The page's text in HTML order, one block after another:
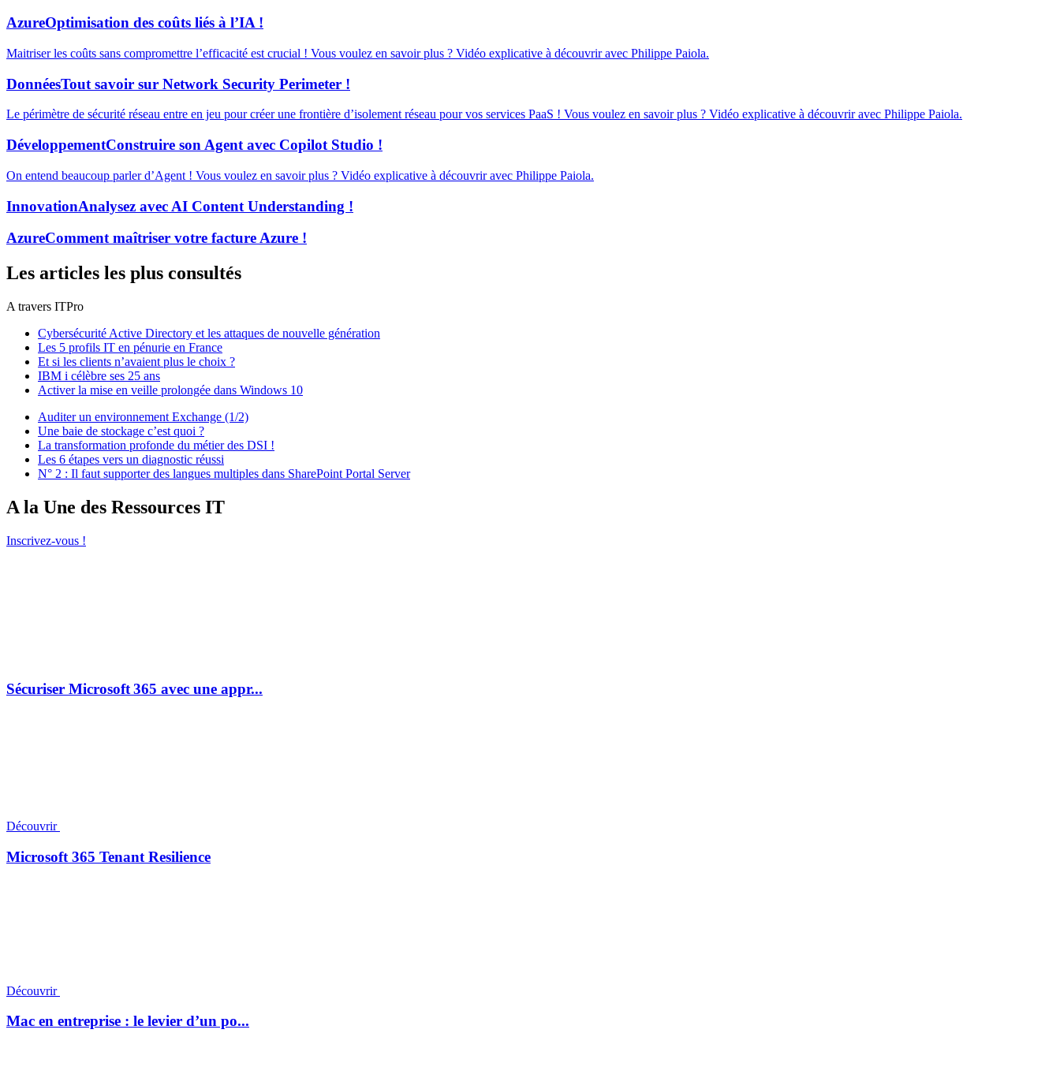
AzureOptimisation des coûts liés à l’IA !
Maitriser les coûts sans compromettre l’efficacité est crucial ! Vous voulez en savoir plus ? Vidéo explicative à découvrir avec Philippe Paiola.
DonnéesTout savoir sur Network Security Perimeter !
Le périmètre de sécurité réseau entre en jeu pour créer une frontière d’isolement réseau pour vos services PaaS ! Vous voulez en savoir plus ? Vidéo explicative à découvrir avec Philippe Paiola.
DéveloppementConstruire son Agent avec Copilot Studio !
On entend beaucoup parler d’Agent ! Vous voulez en savoir plus ? Vidéo explicative à découvrir avec Philippe Paiola.
InnovationAnalysez avec AI Content Understanding !
AzureComment maîtriser votre facture Azure !
Les articles les plus consultés
A travers ITPro
Cybersécurité Active Directory et les attaques de nouvelle génération
Les 5 profils IT en pénurie en France
Et si les clients n’avaient plus le choix ?
IBM i célèbre ses 25 ans
Activer la mise en veille prolongée dans Windows 10
Auditer un environnement Exchange (1/2)
Une baie de stockage c’est quoi ?
La transformation profonde du métier des DSI !
Les 6 étapes vers un diagnostic réussi
N° 2 : Il faut supporter des langues multiples dans SharePoint Portal Server
A la Une des Ressources IT
Inscrivez-vous !
Sécuriser Microsoft 365 avec une appr...
Découvrir
Microsoft 365 Tenant Resilience
Découvrir
Mac en entreprise : le levier d’un po...